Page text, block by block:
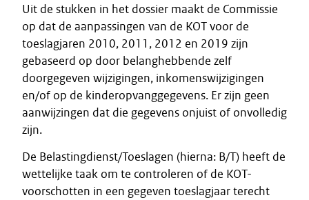
Uit de stukken in het dossier maakt de Commissie
op dat de aanpassingen van de KOT voor de
toeslagjaren 2010, 2011, 2012 en 2019 zijn
gebaseerd op door belanghebbende zelf
doorgegeven wijzigingen, inkomenswijzigingen
en/of op de kinderopvanggegevens. Er zijn geen
aanwijzingen dat die gegevens onjuist of onvolledig
zijn.
De Belastingdienst/Toeslagen (hierna: B/T) heeft de
wettelijke taak om te controleren of de KOT-
voorschotten in een gegeven toeslagjaar terecht